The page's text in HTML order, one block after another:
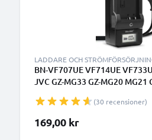
LADDARE OCH
BN-VF707UE VF714UE
JVC GZ-MG33 GZ-MG20 MG21
CELLONIC
(30 recensioner)
169,00 kr